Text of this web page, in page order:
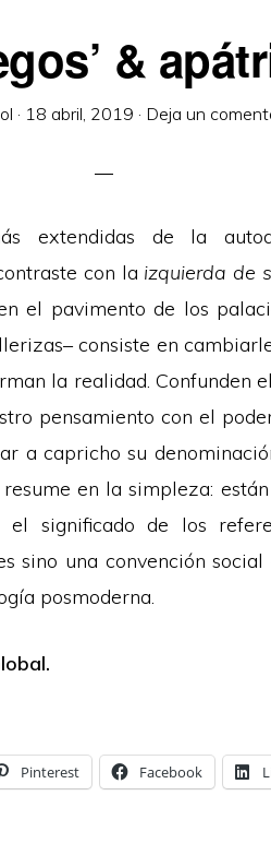
&
· 18 abril, 2019 · Deja un
extendidas de la
con la izquierda de
el pavimento de los
consiste en
la realidad. Confunden
pensamiento con el
a capricho su
en la simpleza:
el significado de los
sino una convención
posmoderna.
Pinterest Facebook